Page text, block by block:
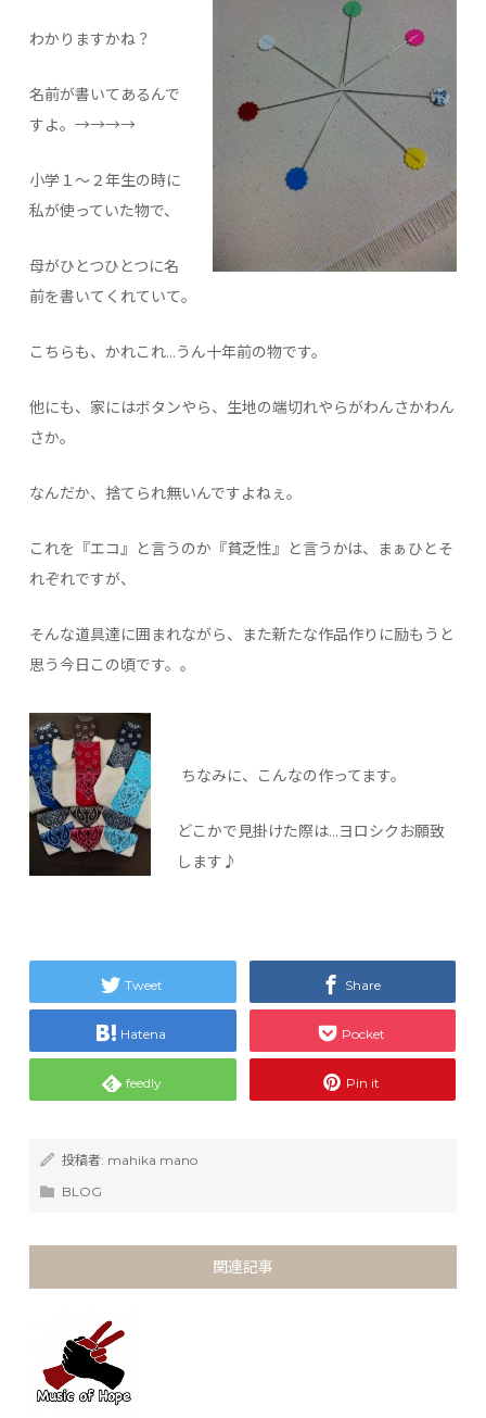
わかりますかね？
名前が書いてあるんで
すよ。→→→→
小学１～２年生の時に
私が使っていた物で、
母がひとつひとつに名
前を書いてくれていて。
こちらも、かれこれ…うん十年前の物です。
他にも、家にはボタンやら、生地の端切れやらがわんさかわん
さか。
なんだか、捨てられ無いんですよねぇ。
これを『エコ』と言うのか『貧乏性』と言うかは、まぁひとそ
れぞれですが、
そんな道具達に囲まれながら、また新たな作品作りに励もうと
思う今日この頃です。。
ちなみに、こんなの作ってます。
どこかで見掛けた際は…ヨロシクお願致
します♪
Tweet Share
Hatena Pocket
feedly Pin it
投稿者: mahika mano
BLOG
関連記事